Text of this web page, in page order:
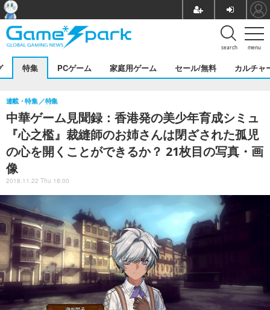
menu
search
特集 PCゲーム 家庭用ゲーム セール/無料 カルチャ
中華ゲーム見聞録：香港発の美少年育成シミュ
『心之檻』裁縫師のお姉さんは閉ざされた孤児
の心を開くことができるか？ 21枚目の写真・画
像
連載・特集 特集
2018.11.22 Thu 18:00